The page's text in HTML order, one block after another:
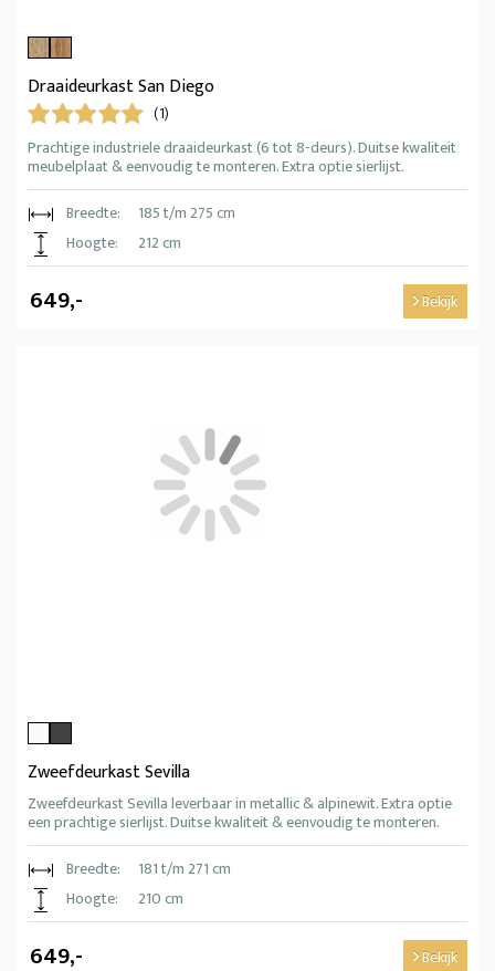
Draaideurkast San Diego
(1)
Prachtige industriele draaideurkast (6 tot 8-deurs). Duitse kwaliteit
meubelplaat & eenvoudig te monteren. Extra optie sierlijst.
Breedte:
185 t/m 275 cm
Hoogte:
212 cm
649,- Bekijk
Zweefdeurkast Sevilla
Zweefdeurkast Sevilla leverbaar in metallic & alpinewit. Extra optie
een prachtige sierlijst. Duitse kwaliteit & eenvoudig te monteren.
Breedte:
181 t/m 271 cm
Hoogte:
210 cm
649,- Bekijk